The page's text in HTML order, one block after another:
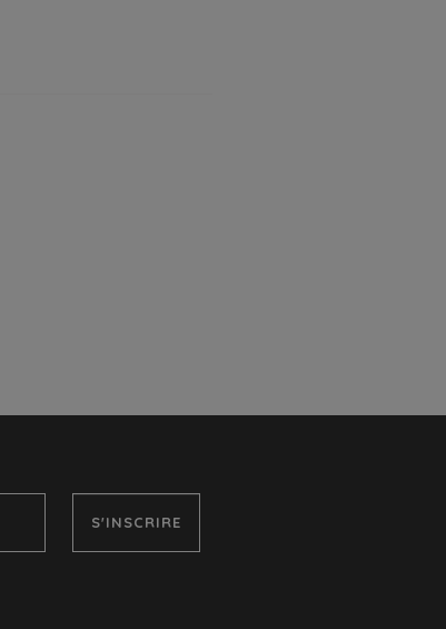
S'INSCRIRE